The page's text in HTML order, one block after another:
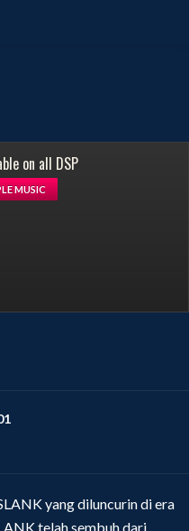
on all DSP
MUSIC
yang diluncurin di era
telah sembuh dari